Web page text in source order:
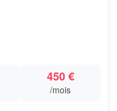
450 €
/mois